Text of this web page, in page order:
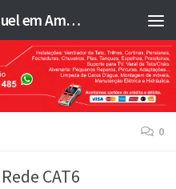
Jean Fabio - Marido de Aluguel em Americana SP e região - JFMA
0
CAT6